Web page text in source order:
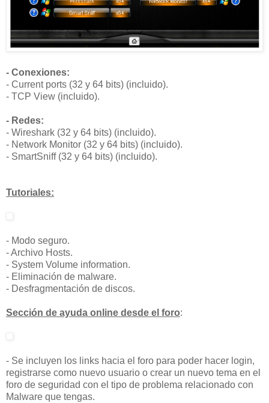
- Conexiones:
- Current ports (32 y 64 bits) (incluido).
- TCP View (incluido).
- Redes:
- Wireshark (32 y 64 bits) (incluido).
- Network Monitor (32 y 64 bits) (incluido).
- SmartSniff (32 y 64 bits) (incluido).
Tutoriales:
- Modo seguro.
- Archivo Hosts.
- System Volume information.
- Eliminación de malware.
- Desfragmentación de discos.
Sección de ayuda online desde el foro:
- Se incluyen los links hacia el foro para poder hacer login,
registrarse como nuevo usuario o crear un nuevo tema en el
foro de seguridad con el tipo de problema relacionado con
Malware que tengas.